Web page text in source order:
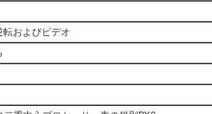
転およびビデオ